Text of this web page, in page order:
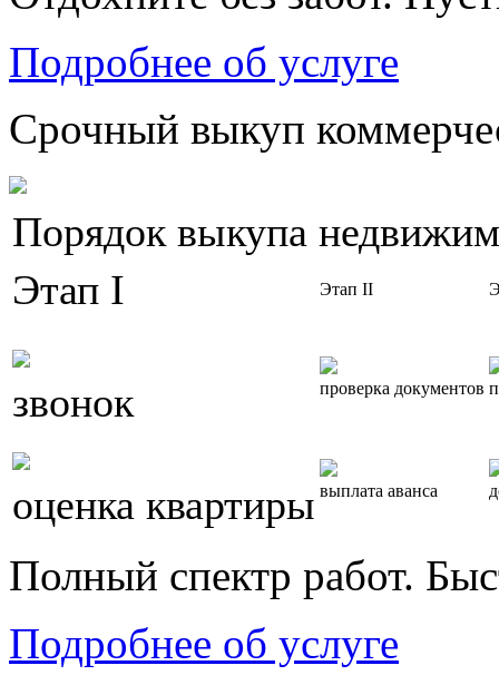
Подробнее об услуге
Срочный выкуп
Порядок выкупа
Этап I
Этап II
звонок проверка документов
оценка квартиры выплата аванса
Полный спектр работ.
Подробнее об услуге